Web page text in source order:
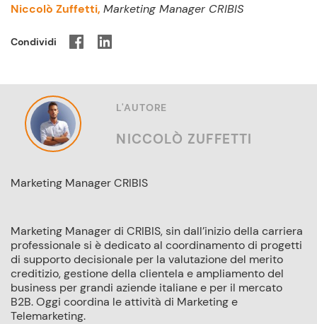
Niccolò Zuffetti, Marketing Manager CRIBIS
Condividi
L'AUTORE
NICCOLÒ ZUFFETTI
Marketing Manager CRIBIS
Marketing Manager di CRIBIS, sin dall’inizio della carriera
professionale si è dedicato al coordinamento di progetti
di supporto decisionale per la valutazione del merito
creditizio, gestione della clientela e ampliamento del
business per grandi aziende italiane e per il mercato
B2B. Oggi coordina le attività di Marketing e
Telemarketing.